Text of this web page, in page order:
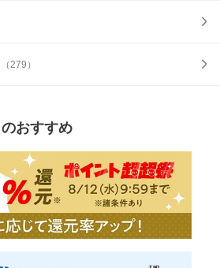
（279 ）
のおすすめ